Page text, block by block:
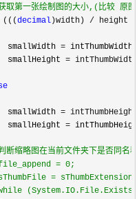
取第一张绘制图的大小,(比较 原
(((decimal)width) / height
smallWidth
= intThumbWidth;
smallHeight
=
smallWidth
=
smallHeight
=
断缩略图在当前文件夹下是否同名
= 0;
=